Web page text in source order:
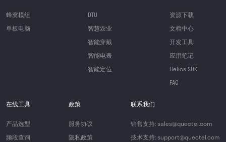
蜂窝模组
单板电脑
DTU
智慧农业
智能穿戴
智能电表
智能定位
资源下载
文档中心
开发工具
应用笔记
Helios SDK
FAQ
在线工具
产品选型
频段查询
政策
服务协议
隐私政策
联系我们
销售支持: sales@quectel.com
技术支持: support@quectel.com